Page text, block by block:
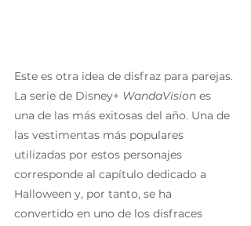
Este es otra idea de disfraz para parejas.
La serie de Disney+ WandaVision es
una de las más exitosas del año. Una de
las vestimentas más populares
utilizadas por estos personajes
corresponde al capítulo dedicado a
Halloween y, por tanto, se ha
convertido en uno de los disfraces